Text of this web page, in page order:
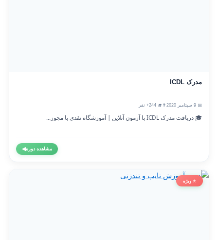
مدرک ICDL
👨‍🎓 244+ نفر
🎓 دریافت مدرک ICDL با آزمون آنلاین | آموزشگاه نقدی با مجوز...
مشاهده دوره◀
⭐ ویژه